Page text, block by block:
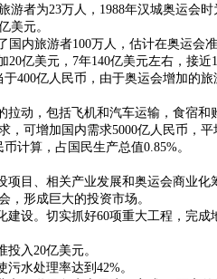
游者为23万人，1988年汉城奥运会
美元。
内旅游者100万人，估计在奥运会
20亿美元，7年140亿美元左右，接近
400亿人民币，由于奥运会增加的旅
动，包括飞机和汽车运输，食宿和
，可增加国内需求5000亿人民币，平
计算，占国民生产总值0.85%。
目、相关产业发展和奥运会商业化
，形成巨大的投资市场。
设。切实抓好60项重大工程，完成
入20亿美元。
水处理率达到42%。